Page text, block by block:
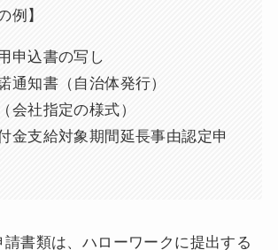
例】
申込書の写し
通知書（自治体発行）
会社指定の様式）
金支給対象期間延長事由認定申
書類は、ハローワークに提出する